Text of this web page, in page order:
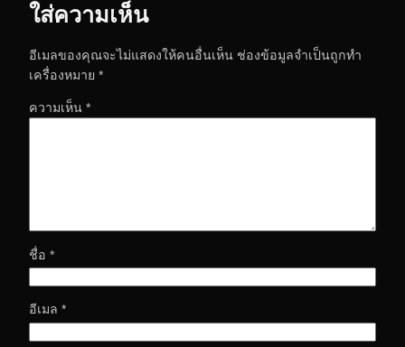
ใส่ความเห็น
อีเมลของคุณจะไม่แสดงให้คนอื่นเห็น ช่องข้อมูลจำเป็นถูกทำ
เครื่องหมาย *
ความเห็น *
ชื่อ *
อีเมล *